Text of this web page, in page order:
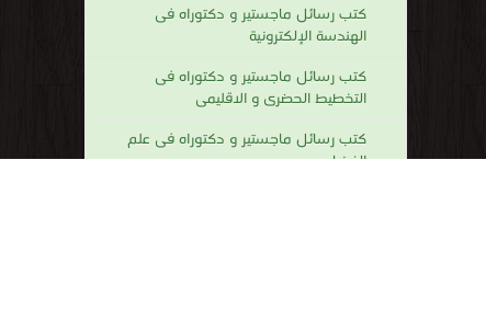
كتب رسائل ماجستير و دكتوراه فى
الهندسة الإلكترونية
كتب رسائل ماجستير و دكتوراه فى
التخطيط الحضرى و الاقليمى
كتب رسائل ماجستير و دكتوراه فى علم
الفيزياء